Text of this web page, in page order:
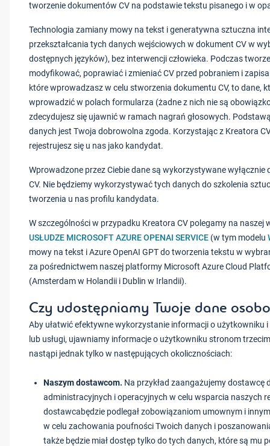
tworzenie dokumentów CV na podstawie tekstu pisanego i w
Technologia zamiany mowy na tekst i generatywna sztuczna
przekształcania tych danych wejściowych w dokument CV w
dostępnych języków), bez interwencji człowieka. Podczas
modyfikować, poprawiać i zmieniać CV przed pobraniem i
które wprowadzasz w celu stworzenia dokumentu CV, to dane,
wprowadzić w polach formularza (żadne z nich nie są
zdecydujesz się ujawnić w ramach nagrań głosowych.
danych jest Twoja dobrowolna zgoda. Korzystając z Kreatora
rejestrujesz się u nas jako kandydat.
Wprowadzone przez Ciebie dane są wykorzystywane
CV. Nie będziemy wykorzystywać tych danych do szkolenia
tworzenia u nas profilu kandydata.
W szczególności w przypadku Kreatora CV polegamy na naszej
USŁUDZE MICROSOFT AZURE OPENAI SERVICE (w tym modelu
mowy na tekst i Azure OpenAI GPT do tworzenia tekstu w
za pośrednictwem naszej platformy Microsoft Azure Cloud
(Amsterdam w Holandii i Dublin w Irlandii).
Czy udostępniamy Twoje dane
Aby ułatwić efektywne wykorzystanie informacji o użytkowniku
lub usługi, ujawniamy informacje o użytkowniku stronom
nastąpi jednak tylko w następujących okolicznościach:
Naszym dostawcom. Na przykład zaangażujemy dostawcę
administracyjnych i operacyjnych w celu wsparcia naszych
dostawcabędzie podlegał zobowiązaniom umownym i
w celu zachowania poufności Twoich danych i
także będzie miał dostęp tylko do tych danych, które są mu